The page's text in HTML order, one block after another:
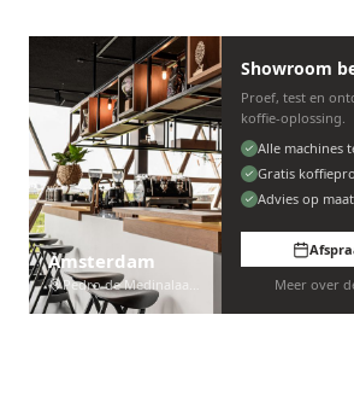
Amsterdam
Pedro de Medinalaan 53
Showroom
Proef, test en
koffie-oplossing.
Alle machines
Gratis
Advies op maat
Meer over